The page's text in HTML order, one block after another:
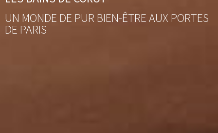
UN MONDE DE PUR BIEN-ÊTRE AUX PORTES
DE PARIS